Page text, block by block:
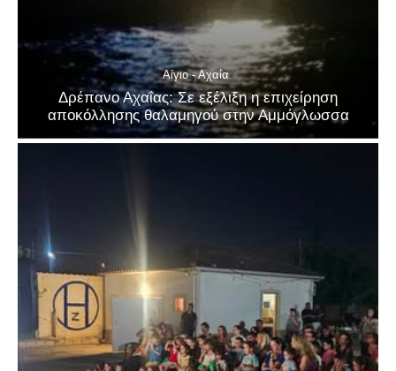
Αίγιο - Αχαΐα
Δρέπανο Αχαΐας: Σε εξέλιξη η επιχείρηση
αποκόλλησης θαλαμηγού στην Αμμόγλωσσα